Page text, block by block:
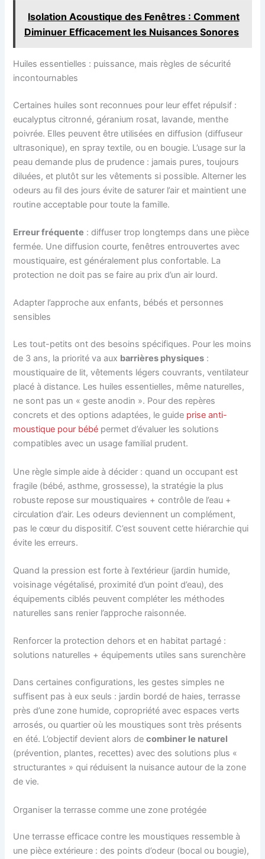
Isolation Acoustique des Fenêtres : Comment
Diminuer Efficacement les Nuisances Sonores
Huiles essentielles : puissance, mais règles de sécurité
incontournables
Certaines huiles sont reconnues pour leur effet répulsif :
eucalyptus citronné, géranium rosat, lavande, menthe
poivrée. Elles peuvent être utilisées en diffusion (diffuseur
ultrasonique), en spray textile, ou en bougie. L’usage sur la
peau demande plus de prudence : jamais pures, toujours
diluées, et plutôt sur les vêtements si possible. Alterner les
odeurs au fil des jours évite de saturer l’air et maintient une
routine acceptable pour toute la famille.
Erreur fréquente : diffuser trop longtemps dans une pièce
fermée. Une diffusion courte, fenêtres entrouvertes avec
moustiquaire, est généralement plus confortable. La
protection ne doit pas se faire au prix d’un air lourd.
Adapter l’approche aux enfants, bébés et personnes
sensibles
Les tout-petits ont des besoins spécifiques. Pour les moins
de 3 ans, la priorité va aux barrières physiques :
moustiquaire de lit, vêtements légers couvrants, ventilateur
placé à distance. Les huiles essentielles, même naturelles,
ne sont pas un « geste anodin ». Pour des repères
concrets et des options adaptées, le guide prise anti-
moustique pour bébé permet d’évaluer les solutions
compatibles avec un usage familial prudent.
Une règle simple aide à décider : quand un occupant est
fragile (bébé, asthme, grossesse), la stratégie la plus
robuste repose sur moustiquaires + contrôle de l’eau +
circulation d’air. Les odeurs deviennent un complément,
pas le cœur du dispositif. C’est souvent cette hiérarchie qui
évite les erreurs.
Quand la pression est forte à l’extérieur (jardin humide,
voisinage végétalisé, proximité d’un point d’eau), des
équipements ciblés peuvent compléter les méthodes
naturelles sans renier l’approche raisonnée.
Renforcer la protection dehors et en habitat partagé :
solutions naturelles + équipements utiles sans surenchère
Dans certaines configurations, les gestes simples ne
suffisent pas à eux seuls : jardin bordé de haies, terrasse
près d’une zone humide, copropriété avec espaces verts
arrosés, ou quartier où les moustiques sont très présents
en été. L’objectif devient alors decombiner le naturel
(prévention, plantes, recettes) avec des solutions plus «
structurantes » qui réduisent la nuisance autour de la zone
de vie.
Organiser la terrasse comme une zone protégée
Une terrasse efficace contre les moustiques ressemble à
une pièce extérieure : des points d’odeur (bocal ou bougie),